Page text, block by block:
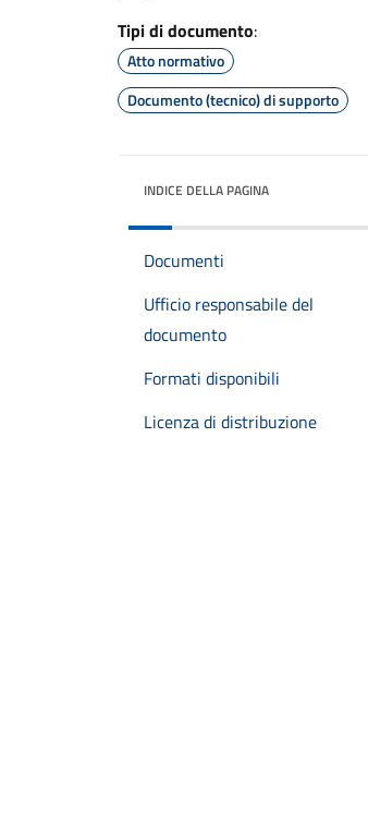
Tipi di documento:
Atto normativo
Documento (tecnico) di supporto
INDICE DELLA PAGINA
Documenti
Ufficio responsabile del
documento
Formati disponibili
Licenza di distribuzione